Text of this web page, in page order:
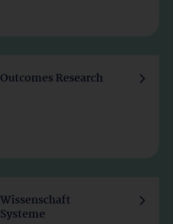
Research